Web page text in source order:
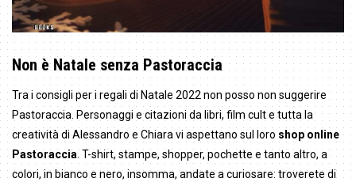
Non è Natale senza Pastoraccia
Tra i consigli per i regali di Natale 2022 non posso non suggerire
Pastoraccia. Personaggi e citazioni da libri, film cult e tutta la
creatività di Alessandro e Chiara vi aspettano sul loro shop online
Pastoraccia. T-shirt, stampe, shopper, pochette e tanto altro, a
colori, in bianco e nero, insomma, andate a curiosare: troverete di